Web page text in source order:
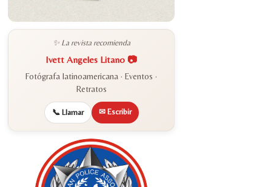
✨ La revista recomienda
Ivett Angeles Litano 📷
Fotógrafa latinoamericana · Eventos ·
Retratos
📞 Llamar ✉ Escribir